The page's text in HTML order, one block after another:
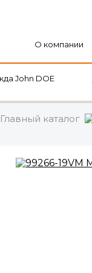
О компании
John DOE
Главный каталог